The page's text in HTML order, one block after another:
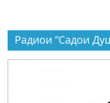
Радиои “Садои